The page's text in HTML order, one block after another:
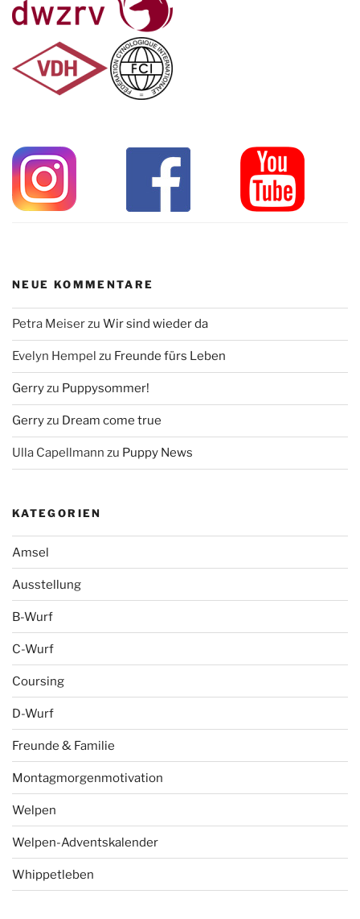
NEUE KOMMENTARE
Petra Meiserzu Wir sind wieder da
Evelyn Hempel zu Freunde fürs Leben
Gerryzu Puppysommer!
Gerryzu Dream come true
Ulla Capellmann zu Puppy News
KATEGORIEN
Amsel
Ausstellung
B-Wurf
C-Wurf
Coursing
D-Wurf
Freunde & Familie
Montagmorgenmotivation
Welpen
Welpen-Adventskalender
Whippetleben